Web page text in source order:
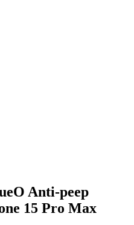
Anti-peep
15 Pro Max